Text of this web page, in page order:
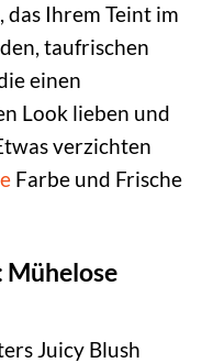
Ihrem Teint im
taufrischen
einen
Look lieben und
verzichten
Farbe und Frische
Mühelose
Juicy Blush